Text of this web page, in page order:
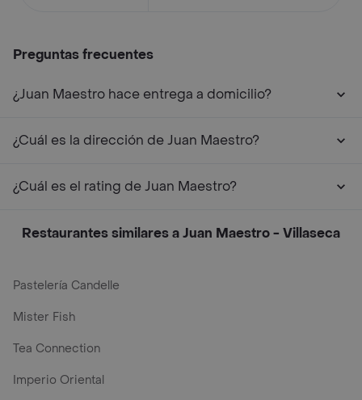
Preguntas frecuentes
¿Juan Maestro hace entrega a domicilio?
¿Cuál es la dirección de Juan Maestro?
¿Cuál es el rating de Juan Maestro?
Restaurantes similares a Juan Maestro - Villaseca
Pastelería Candelle
Mister Fish
Tea Connection
Imperio Oriental